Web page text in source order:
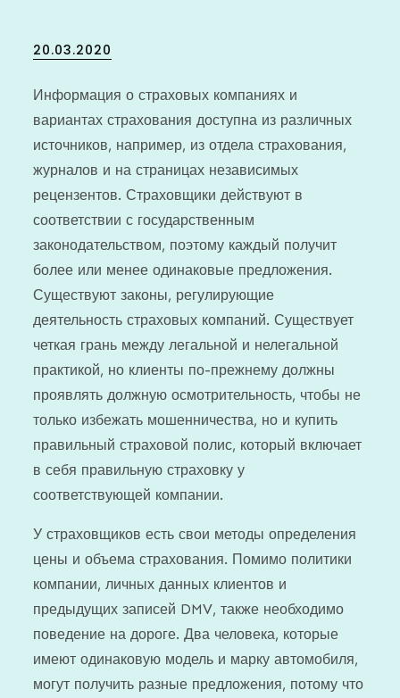
Posted
20.03.2020
Информация о страховых компаниях и
вариантах страхования доступна из различных
источников, например, из отдела страхования,
журналов и на страницах независимых
рецензентов. Страховщики действуют в
соответствии с государственным
законодательством, поэтому каждый получит
более или менее одинаковые предложения.
Существуют законы, регулирующие
деятельность страховых компаний. Существует
четкая грань между легальной и нелегальной
практикой, но клиенты по-прежнему должны
проявлять должную осмотрительность, чтобы не
только избежать мошенничества, но и купить
правильный страховой полис, который включает
в себя правильную страховку у
соответствующей компании.
У страховщиков есть свои методы определения
цены и объема страхования. Помимо политики
компании, личных данных клиентов и
предыдущих записей DMV, также необходимо
поведение на дороге. Два человека, которые
имеют одинаковую модель и марку автомобиля,
могут получить разные предложения, потому что